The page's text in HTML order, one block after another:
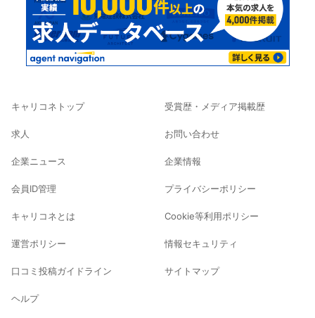
キャリコネトップ
求人
企業ニュース
会員ID管理
キャリコネとは
運営ポリシー
口コミ投稿ガイドライン
ヘルプ
受賞歴・メディア掲載歴
お問い合わせ
企業情報
プライバシーポリシー
Cookie等利用ポリシー
情報セキュリティ
サイトマップ